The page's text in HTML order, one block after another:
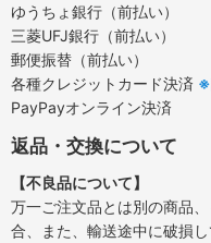
ゆうちょ銀行（前払い）
三菱UFJ銀行（前払い）
郵便振替（前払い）
各種クレジットカード決済 ※
PayPayオンライン決済
返品・交換について
【不良品について】
万一ご注文品とは別の商品
合、また、輸送途中に破損